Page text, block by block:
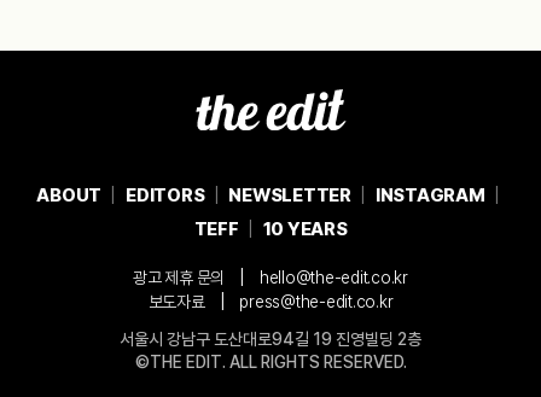
ABOUT EDITORS NEWSLETTER
INSTAGRAM
TEFF
10 YEARS
광고 제휴 문의
hello@the-edit.co.kr
보도자료
press@the-edit.co.kr
서울시 강남구 도산대로94길 19 진영빌딩 2층
©THE EDIT. ALL RIGHTS RESERVED.